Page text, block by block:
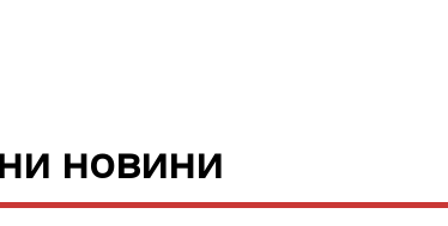
новини